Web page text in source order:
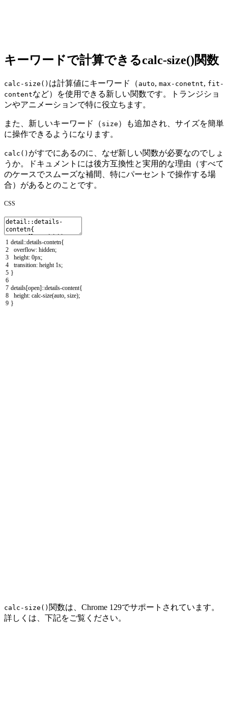
キーワードで計算できるcalc-size()関数
calc-size() は計算値にキーワード （ auto, max-conetnt, fit-
contentなど）を使用できる新しい関数です。トランジショ
ンやアニメーションで特に役立ちます。
また、新しいキーワード（ size ）も追加され、サイズを簡単
に操作できるようになります。
calc() がすでにあるのに、なぜ新しい関数が必要なのでしょ
うか。ドキュメントには後方互換性と実用的な理由（すべて
のケースでスムーズな補間、特にパーセントで操作する場
合）があるとのことです。
CSS
1
2
3
4
5
6
7
8
9
detail::details-contetn{
overflow: hidden;
height: 0px;
transition: height 1s;
}
details[open]::details-content{
height: calc-size(auto, size);
}
calc-size() 関数は、Chrome 129でサポートされています。
詳しくは、下記をご覧ください。